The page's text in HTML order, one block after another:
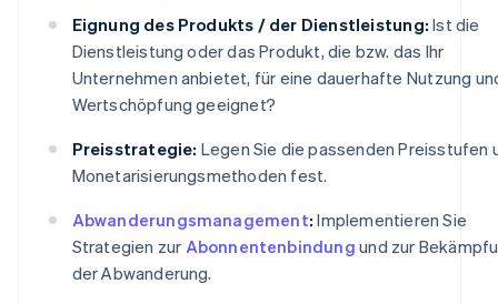
Eignung des Produkts / der Dienstleistung: Ist die
Dienstleistung oder das Produkt, die bzw. das Ihr
Unternehmen anbietet, für eine dauerhafte Nutzung
Wertschöpfung geeignet?
Preisstrategie: Legen Sie die passenden Preisstufen
Monetarisierungsmethoden fest.
Abwanderungsmanagement: Implementieren Sie
Strategien zur Abonnentenbindung und zur
der Abwanderung.